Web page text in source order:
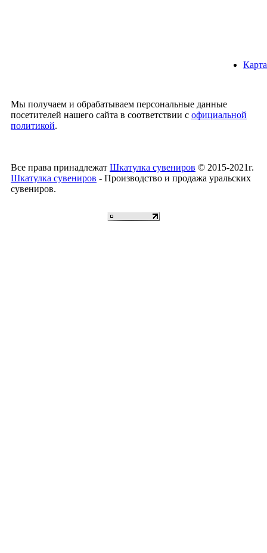
Мы получаем и обрабатываем персональные данные
посетителей нашего сайта в соответствии с официальной
политикой.
Все права принадлежат Шкатулка сувениров © 2015-2021г.
Шкатулка сувениров - Производство и продажа уральских
сувениров.